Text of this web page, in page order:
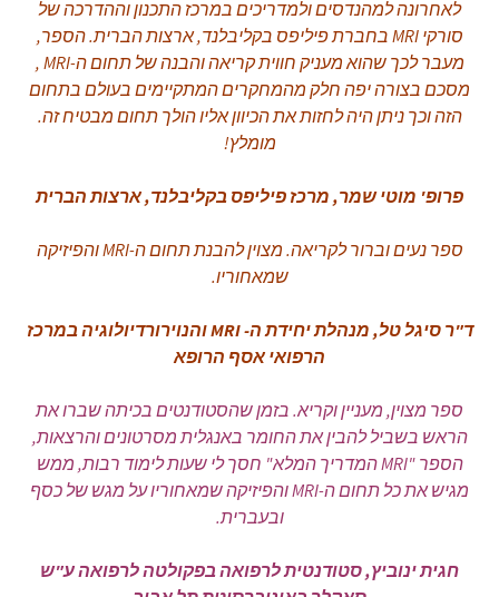
לאחרונה למהנדסים ולמדריכים במרכז התכנון וההדרכה של
סורקי MRI בחברת פיליפס בקליבלנד, ארצות הברית. הספר,
מעבר לכך שהוא מעניק חווית קריאה והבנה של תחום ה-MRI ,
מסכם בצורה יפה חלק מהמחקרים המתקיימים בעולם בתחום
הזה וכך ניתן היה לחזות את הכיוון אליו הולך תחום מבטיח זה.
מומלץ!
פרופ' מוטי שמר, מרכז פיליפס בקליבלנד, ארצות הברית
ספר נעים וברור לקריאה. מצוין להבנת תחום ה-MRI והפיזיקה
שמאחוריו.
ד"ר סיגל טל, מנהלת יחידת ה- MRI והנוירורדיולוגיה במרכז
הרפואי אסף הרופא
ספר מצוין, מעניין וקריא. בזמן שהסטודנטים בכיתה שברו את
הראש בשביל להבין את החומר באנגלית מסרטונים והרצאות,
הספר "MRI המדריך המלא" חסך לי שעות לימוד רבות, ממש
מגיש את כל תחום ה-MRI והפיזיקה שמאחוריו על מגש של כסף
ובעברית.
חגית ינוביץ, סטודנטית לרפואה בפקולטה לרפואה ע"ש